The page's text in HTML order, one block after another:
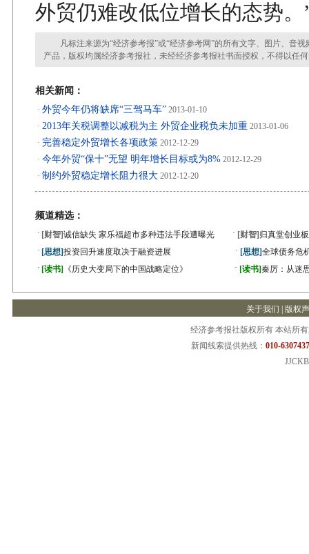
外贸仍难改低位增长的态势。
凡标注来源为“经济参考报”或“经济参考网”的所有文字、图片、音视
产品，版权均属经济参考报社，未经经济参考报社书面授权，不得以任
相关新闻：
· 外贸今年仍将缺席“三驾马车” 2013-01-10
· 2013年关税调整以减税为主 外贸企业税负未加重 2013-01-06
· 完善稳定外贸增长各项政策 2012-12-29
· 今年外贸“保十”无望 明年增长目标或为8% 2012-12-29
· 制约外贸稳定增长阻力很大 2012-12-20
频道精选：
· [财智]诚信缺失 家乐福超市多种违法手段遭曝光 · [财智] 归真堂创业
· [思想]投资回升速度取决于融资进展 · [思想]全球债务危
· [读书] 《历史大变局下的中国战略定位》 · [读书]秦厉：从迷
关于我们 版权
经济参考报社版权所有 本站所
新闻线索提供热线： 010-